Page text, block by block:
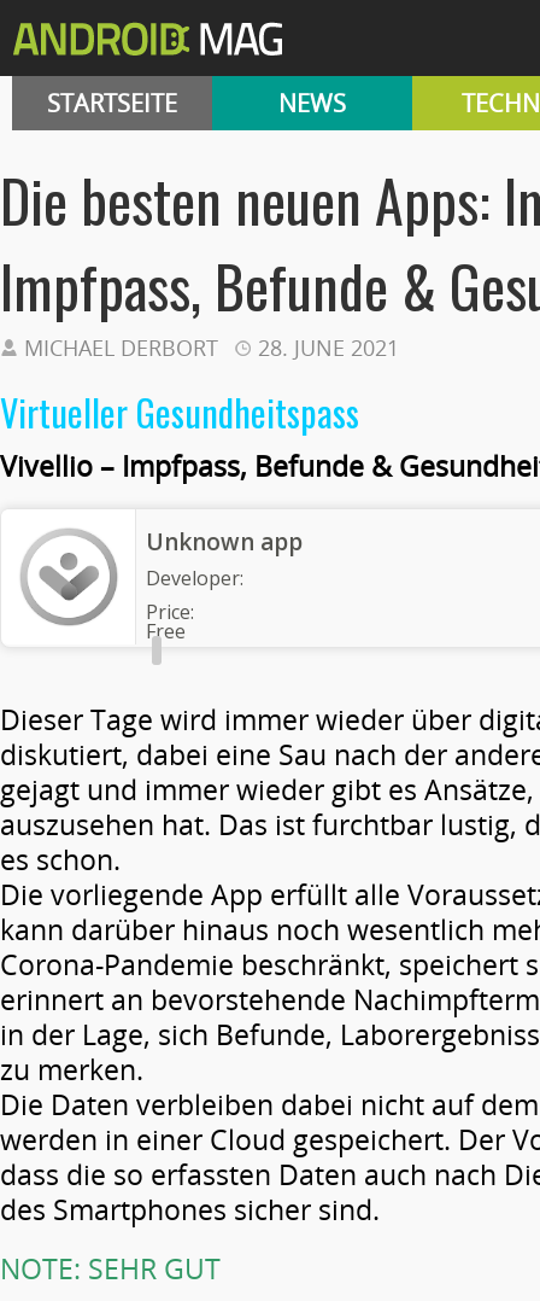
STARTSEITE NEWS
Die besten neuen Apps:
Impfpass, Befunde &
MICHAEL DERBORT 28. JUNE 2021
Virtueller Gesundheitspass
Vivellio – Impfpass, Befunde &
Unknown app
Developer:
Price:
Free
Dieser Tage wird immer wieder über
diskutiert, dabei eine Sau nach der
gejagt und immer wieder gibt es
auszusehen hat. Das ist furchtbar lustig,
es schon.
Die vorliegende App erfüllt alle
kann darüber hinaus noch wesentlich
Corona-Pandemie beschränkt, speichert
erinnert an bevorstehende
in der Lage, sich Befunde,
zu merken.
Die Daten verbleiben dabei nicht auf
werden in einer Cloud gespeichert. Der
dass die so erfassten Daten auch nach
des Smartphones sicher sind.
NOTE: SEHR GUT